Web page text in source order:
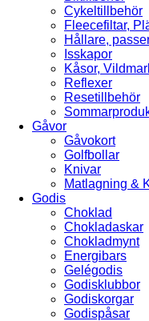
Cykeltillbehör
Fleecefiltar,
Hållare,
Isskapor
Kåsor,
Reflexer
Resetillbehör
Gåvor
Gåvokort
Golfbollar
Knivar
Matlagning &
Godis
Choklad
Chokladaskar
Chokladmynt
Energibars
Gelégodis
Godisklubbor
Godiskorgar
Godispåsar